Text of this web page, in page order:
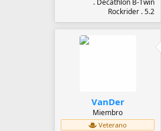
Rockrider . 5.2
VanDer
Miembro
Veterano